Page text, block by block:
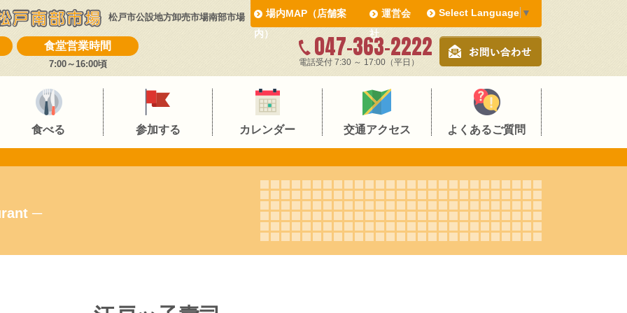
松戸市公設地方卸売市場南部市場
食堂営業時間
7:00～16:00頃
場内MAP（店舗案
内）
運営会
社
Select Language ▼
047-363-2222
電話受付 7:30 ～ 17:00（平日）
食べる 参加する カレンダー 交通アクセス よくあるご質問
─